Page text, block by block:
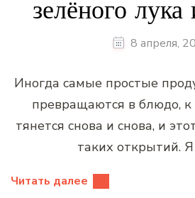
зелёного лука
8 апреля,
Иногда самые простые
превращаются в блюдо, к
тянется снова и снова, и
таких открытий.
Читать далее